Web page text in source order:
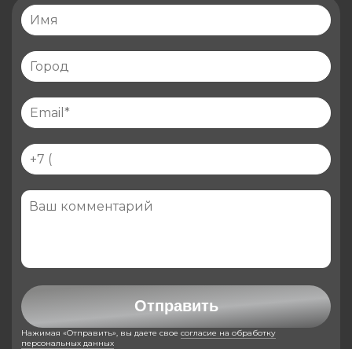
Отправить
Нажимая «Отправить», вы даете свое согласие на обработку
персональных данных